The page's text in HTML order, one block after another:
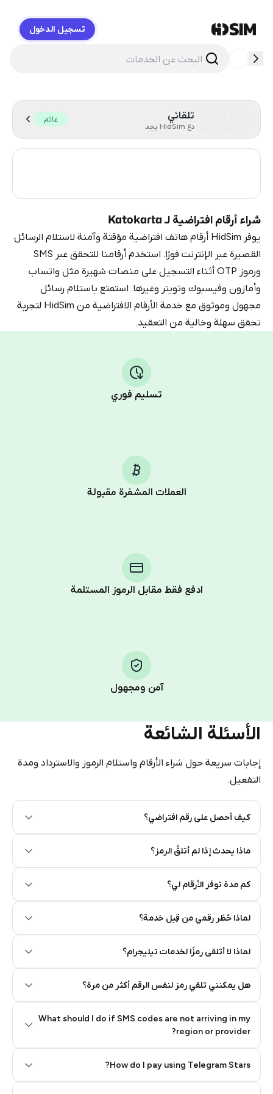
تسجيل الدخول
تلقائي
دع HidSim يجد
عائم
شراء أرقام افتراضية لـ Katokarta
يوفر HidSim أرقام هاتف افتراضية مؤقتة وآمنة لاستلام الرسائل
القصيرة عبر الإنترنت فورًا. استخدم أرقامنا للتحقق عبر SMS
ورموز OTP أثناء التسجيل على منصات شهيرة مثل واتساب
وأمازون وفيسبوك وتويتر وغيرها. استمتع باستلام رسائل
مجهول وموثوق مع خدمة الأرقام الافتراضية من HidSim لتجربة
تحقق سهلة وخالية من التعقيد.
تسليم فوري
العملات المشفرة مقبولة
ادفع فقط مقابل الرموز المستلمة
آمن ومجهول
الأسئلة الشائعة
إجابات سريعة حول شراء الأرقام واستلام الرموز والاسترداد ومدة
التفعيل.
كيف أحصل على رقم افتراضي؟
ماذا يحدث إذا لم أتلقَّ الرمز؟
كم مدة توفر الأرقام لي؟
لماذا حُظر رقمي من قِبل خدمة؟
لماذا لا أتلقى رمزًا لخدمات تيليجرام؟
هل يمكنني تلقي رمز لنفس الرقم أكثر من مرة؟
What should I do if SMS codes are not arriving in my
region or provider?
How do I pay using Telegram Stars?
Telegram using your card (or Google Pay, Apple Pay, or
other supported methods).
You use those Stars to pay our bot and complete the
Pay with Telegram Stars
Step 2: Buy Stars in Telegram